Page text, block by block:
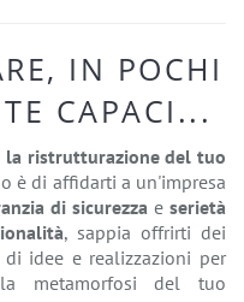
IN POCHI
CAPACI...
la ristrutturazione del tuo
è di affidarti a un'impresa
di sicurezza e serietà
, sappia offrirti dei
idee e realizzazioni per
metamorfosi del tuo